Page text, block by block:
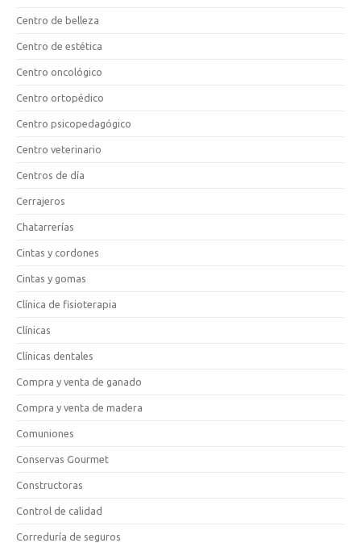
Centro de belleza
Centro de estética
Centro oncológico
Centro ortopédico
Centro psicopedagógico
Centro veterinario
Centros de día
Cerrajeros
Chatarrerías
Cintas y cordones
Cintas y gomas
Clínica de fisioterapia
Clínicas
Clínicas dentales
Compra y venta de ganado
Compra y venta de madera
Comuniones
Conservas Gourmet
Constructoras
Control de calidad
Correduría de seguros